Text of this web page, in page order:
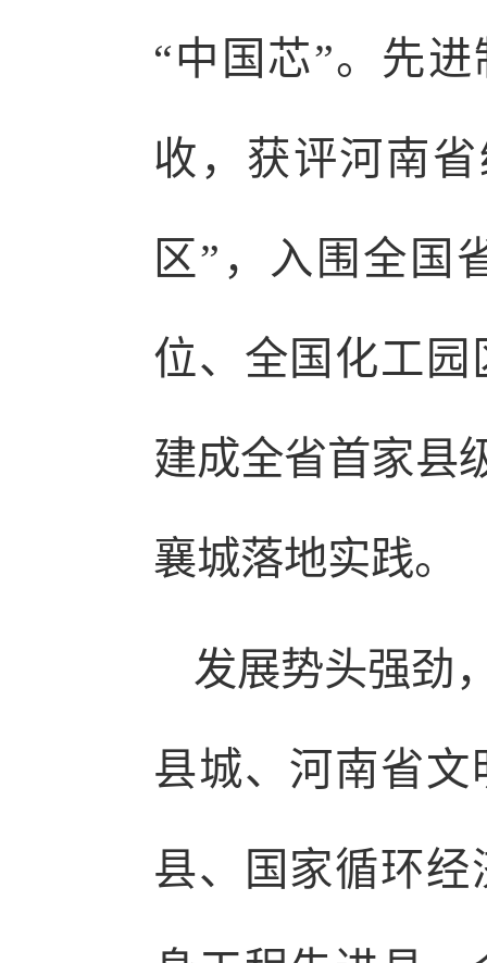
“中国芯”。先
收，获评河南
区”，入围全国
位、全国化工园
建成全省首家县
襄城落地实践。
发展势头强劲
县城、河南省
县、国家循环